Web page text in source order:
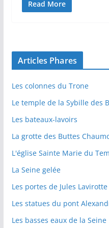
Read More
Articles Phares
Les colonnes du Trone
Le temple de la Sybille des
Les bateaux-lavoirs
La grotte des Buttes
L'église Sainte Marie du
La Seine gelée
Les portes de Jules Lavirotte
Les statues du pont
Les basses eaux de la Seine